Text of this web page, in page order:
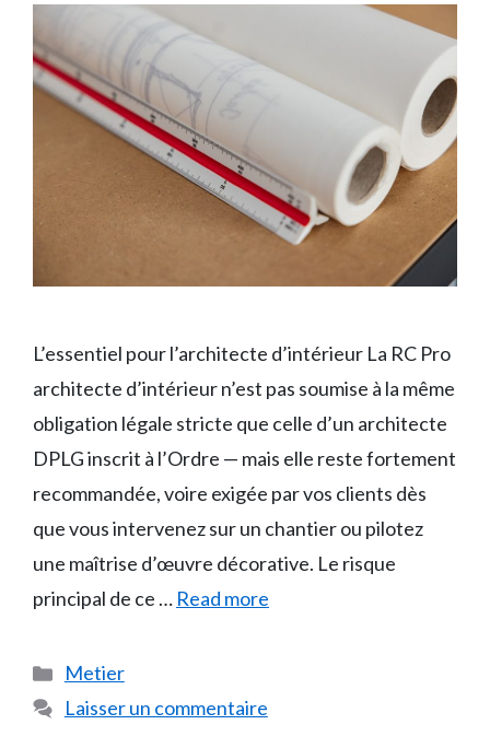
L’essentiel pour l’architecte d’intérieur La RC Pro
architecte d’intérieur n’est pas soumise à la même
obligation légale stricte que celle d’un architecte
DPLG inscrit à l’Ordre — mais elle reste fortement
recommandée, voire exigée par vos clients dès
que vous intervenez sur un chantier ou pilotez
une maîtrise d’œuvre décorative. Le risque
principal de ce … Read more
Catégories
Metier
Laisser un commentaire